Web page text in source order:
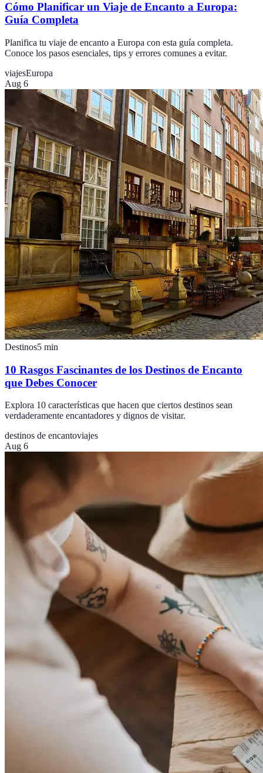
Cómo Planificar un Viaje de Encanto a Europa:
Guía Completa
Planifica tu viaje de encanto a Europa con esta guía completa.
Conoce los pasos esenciales, tips y errores comunes a evitar.
viajesEuropa
Aug 6
Destinos5 min
10 Rasgos Fascinantes de los Destinos de Encanto
que Debes Conocer
Explora 10 características que hacen que ciertos destinos sean
verdaderamente encantadores y dignos de visitar.
destinos de encantoviajes
Aug 6